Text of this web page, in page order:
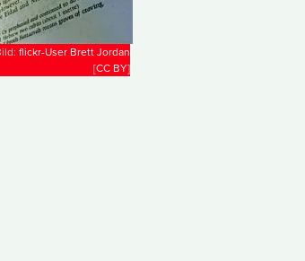
flickr-User Brett Jordan
[CC BY]